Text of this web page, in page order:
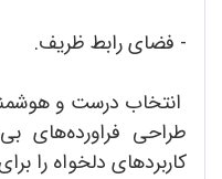
- فضای رابط ظریف.
انتخاب درست و
طراحی فراورده‌های
کاربردهای دلخواه را